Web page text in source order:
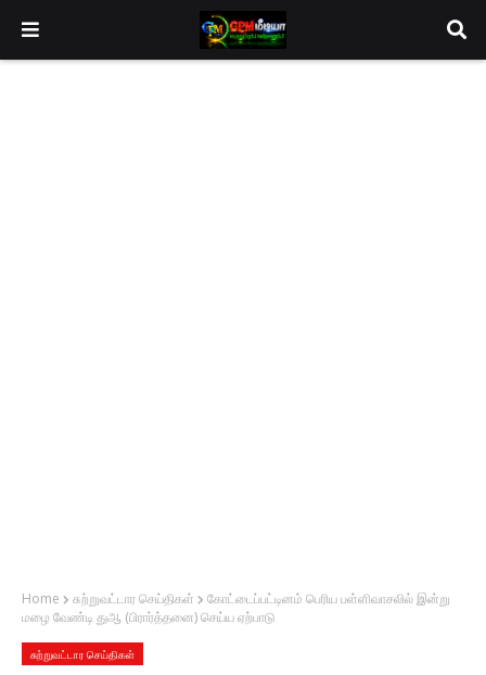
Home சுற்றுவட்டார செய்திகள்
கோட்டைப்பட்டினம் பெரிய பள்ளிவாசலில் இன்று
மழை வேண்டி துஆ (பிரார்த்தனை) செய்ய ஏற்பாடு
சுற்றுவட்டார செய்திகள்